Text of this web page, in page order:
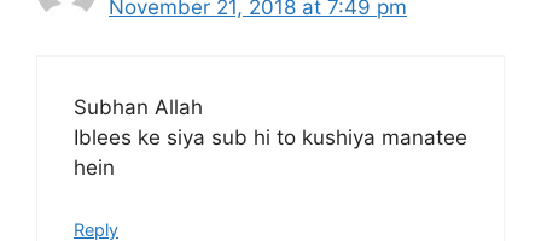
November 21, 2018 at 7:49 pm
Subhan Allah
Iblees ke siya sub hi to kushiya manatee
hein
Reply